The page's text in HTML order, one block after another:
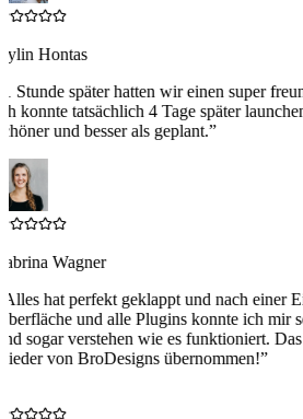
Hontas
1 Stunde später hatten wir einen super
konnte tatsächlich 4 Tage später
und besser als geplant.”
Wagner
Alles hat perfekt geklappt und nach einer
und alle Plugins konnte ich mir
sogar verstehen wie es funktioniert.
von BroDesigns übernommen!”